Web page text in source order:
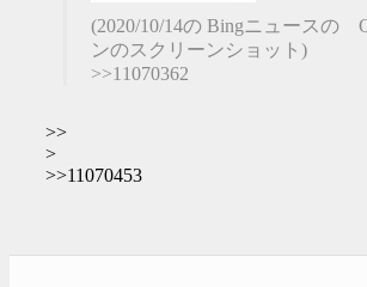
(2020/10/14の Bingニュースの
ンのスクリーンショット)
>>11070362
>>
>
>>11070453